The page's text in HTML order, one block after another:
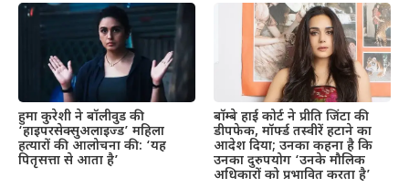
हुमा कुरेशी ने बॉलीवुड की
‘हाइपरसेक्सुअलाइज्ड’ महिला
हत्यारों की आलोचना की: ‘यह
पितृसत्ता से आता है’
बॉम्बे हाई कोर्ट ने प्रीति जिंटा की
डीपफेक, मॉर्फ्ड तस्वीरें हटाने का
आदेश दिया; उनका कहना है कि
उनका दुरुपयोग ‘उनके मौलिक
अधिकारों को प्रभावित करता है’